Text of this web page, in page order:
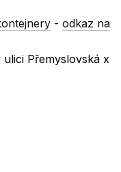
-odkaz na
Přemyslovská x